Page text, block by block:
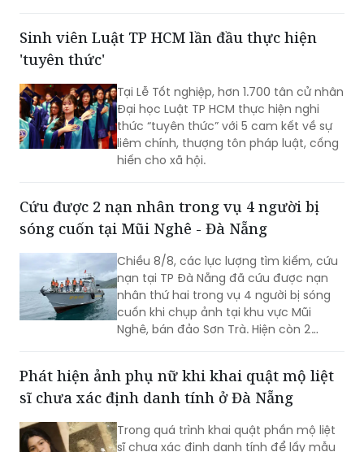
Sinh viên Luật TP HCM lần đầu thực hiện
'tuyên thức'
Tại Lễ Tốt nghiệp, hơn 1.700 tân cử nhân
Đại học Luật TP HCM thực hiện nghi
thức “tuyên thức” với 5 cam kết về sự
liêm chính, thượng tôn pháp luật, cống
hiến cho xã hội.
Cứu được 2 nạn nhân trong vụ 4 người bị
sóng cuốn tại Mũi Nghê - Đà Nẵng
Chiều 8/8, các lực lượng tìm kiếm, cứu
nạn tại TP Đà Nẵng đã cứu được nạn
nhân thứ hai trong vụ 4 người bị sóng
cuốn khi chụp ảnh tại khu vực Mũi
Nghê, bán đảo Sơn Trà. Hiện còn 2
Phát hiện ảnh phụ nữ khi khai quật mộ liệt
sĩ chưa xác định danh tính ở Đà Nẵng
Trong quá trình khai quật phần mộ liệt
sĩ chưa xác định danh tính để lấy mẫu